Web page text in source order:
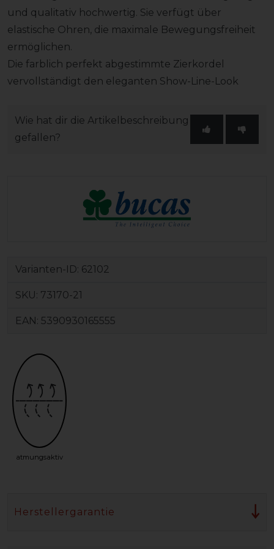
und qualitativ hochwertig. Sie verfügt über
elastische Ohren, die maximale Bewegungsfreiheit
ermöglichen.
Die farblich perfekt abgestimmte Zierkordel
vervollständigt den eleganten Show-Line-Look
Wie hat dir die Artikelbeschreibung
gefallen?
Varianten-ID: 62102
SKU: 73170-21
EAN: 5390930165555
atmungsaktiv
Herstellergarantie